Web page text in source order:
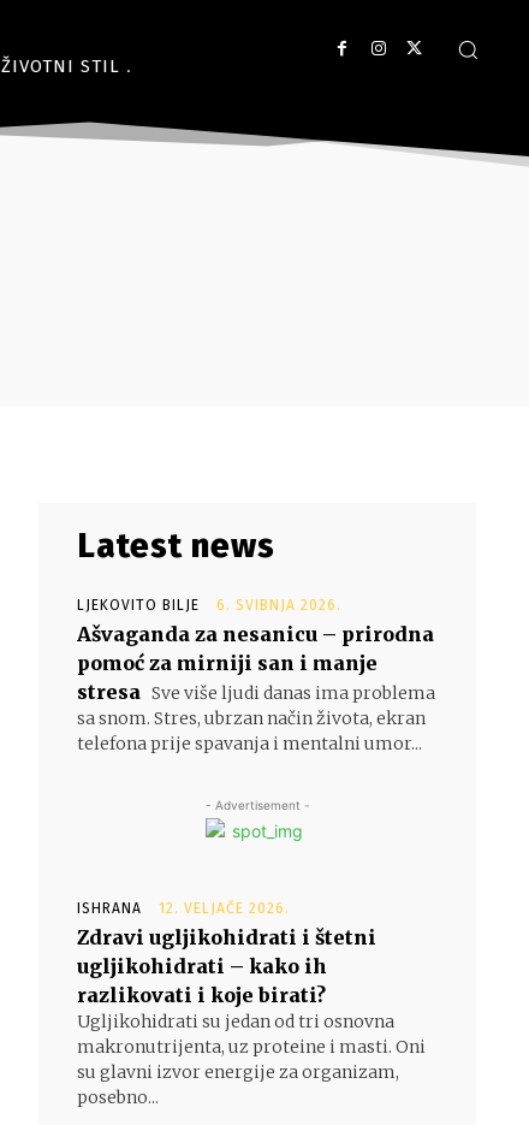
ŽIVOTNI STIL
Latest news
LJEKOVITO BILJE 6. SVIBNJA 2026.
Ašvaganda za nesanicu – prirodna
pomoć za mirniji san i manje
stresa Sve više ljudi danas ima problema
sa snom. Stres, ubrzan način života, ekran
telefona prije spavanja i mentalni umor...
- Advertisement -
ISHRANA 12. VELJAČE 2026.
Zdravi ugljikohidrati i štetni
ugljikohidrati – kako ih
razlikovati i koje birati?
Ugljikohidrati su jedan od tri osnovna
makronutrijenta, uz proteine i masti. Oni
su glavni izvor energije za organizam,
posebno...